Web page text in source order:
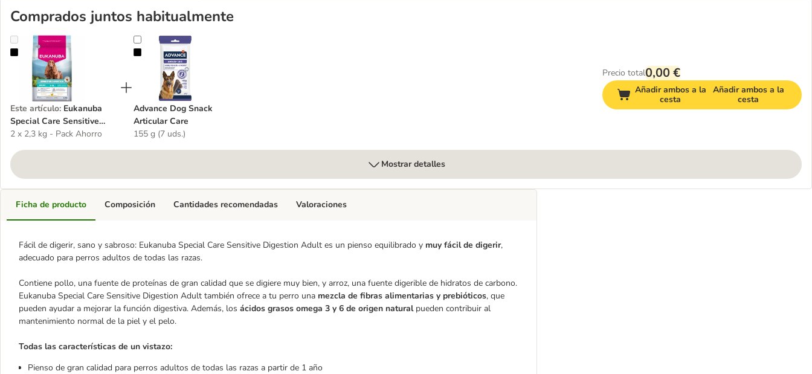
Comprados juntos habitualmente
Eukanuba Special Care Sensitive Digestion Adult
Este artículo: Eukanuba
Special Care Sensitive
Digestion Adult
2 x 2,3 kg - Pack Ahorro
Advance Dog Snack Articular Care
Advance Dog Snack
Articular Care
155 g (7 uds.)
Precio total0,00 €
Añadir ambos a la
cesta
Añadir ambos a la
cesta
Mostrar detalles
Ficha de producto
Fácil de digerir, sano y sabroso: Eukanuba Special Care Sensitive Digestion Adult es un pienso equilibrado y muy fácil de digerir,
adecuado para perros adultos de todas las razas.
Contiene pollo, una fuente de proteínas de gran calidad que se digiere muy bien, y arroz, una fuente digerible de hidratos de carbono.
Eukanuba Special Care Sensitive Digestion Adult también ofrece a tu perro una mezcla de fibras alimentarias y prebióticos, que
pueden ayudar a mejorar la función digestiva. Además, los ácidos grasos omega 3 y 6 de origen naturalpueden contribuir al
mantenimiento normal de la piel y el pelo.
Todas las características de un vistazo:
Pienso de gran calidad para perros adultos de todas las razas a partir de 1 año
Composición Cantidades recomendadas Valoraciones